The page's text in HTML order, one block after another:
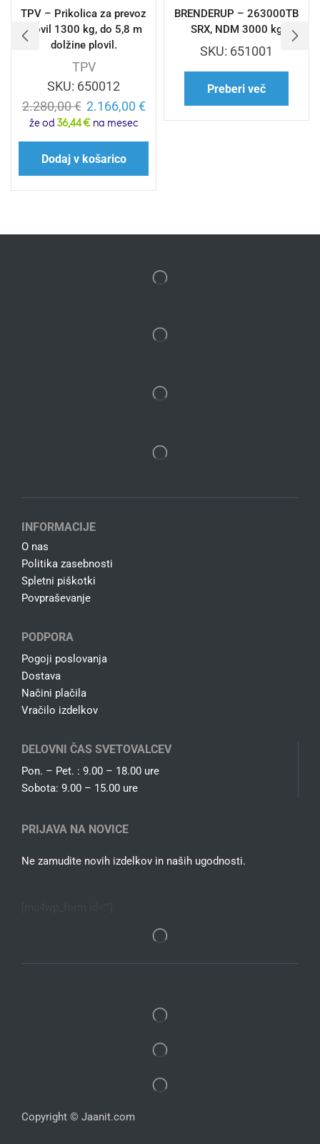
TPV – Prikolica za prevoz
plovil 1300 kg, do 5,8 m
dolžine plovil.
TPV
SKU: 650012
2.280,00€ 2.166,00 €
že od 36,44 € na mesec
Dodaj v košarico
BRENDERUP – 263000TB
SRX, NDM 3000 kg
SKU: 651001
Preberi več
INFORMACIJE
O nas
Politika zasebnosti
Spletni piškotki
Povpraševanje
PODPORA
Pogoji poslovanja
Dostava
Načini plačila
Vračilo izdelkov
DELOVNI ČAS SVETOVALCEV
Pon. – Pet. : 9.00 – 18.00 ure
Sobota: 9.00 – 15.00 ure
PRIJAVA NA NOVICE
Ne zamudite novih izdelkov in naših ugodnosti.
Copyright © Jaanit.com